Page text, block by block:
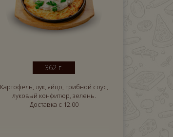
362 г.
Картофель, лук, яйцо, грибной соус,
луковый конфитюр, зелень.
Доставка с 12.00